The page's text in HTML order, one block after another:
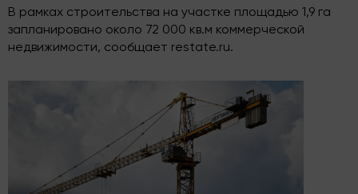
В рамках строительства на участке площадью 1,9 га
запланировано около 72 000 кв.м коммерческой
недвижимости, сообщает restate.ru.